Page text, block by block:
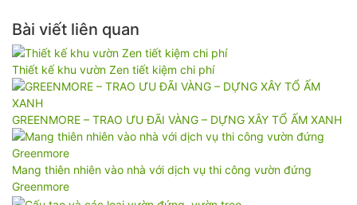
Bài viết liên quan
Thiết kế khu vườn Zen tiết kiệm chi phí
GREENMORE – TRAO ƯU ĐÃI VÀNG – DỰNG XÂY TỔ ẤM XANH
Mang thiên nhiên vào nhà với dịch vụ thi công vườn đứng
Greenmore